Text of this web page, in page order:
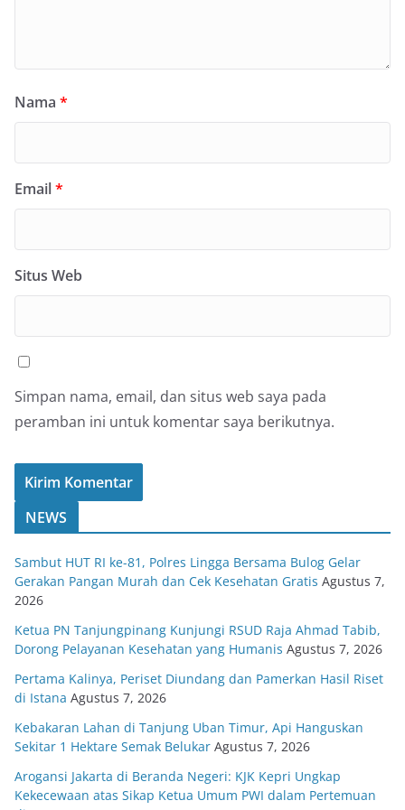
Nama *
Email*
Situs Web
Simpan nama, email, dan situs web saya pada
peramban ini untuk komentar saya berikutnya.
NEWS
Sambut HUT RI ke-81, Polres Lingga Bersama Bulog Gelar
Gerakan Pangan Murah dan Cek Kesehatan Gratis Agustus 7,
2026
Ketua PN Tanjungpinang Kunjungi RSUD Raja Ahmad Tabib,
Dorong Pelayanan Kesehatan yang Humanis Agustus 7, 2026
Pertama Kalinya, Periset Diundang dan Pamerkan Hasil Riset
di Istana Agustus 7, 2026
Kebakaran Lahan di Tanjung Uban Timur, Api Hanguskan
Sekitar 1 Hektare Semak Belukar Agustus 7, 2026
Arogansi Jakarta di Beranda Negeri: KJK Kepri Ungkap
Kekecewaan atas Sikap Ketua Umum PWI dalam Pertemuan